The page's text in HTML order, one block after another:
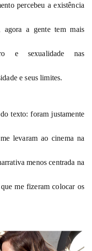
percebeu a existência
agora a gente tem mais
e sexualidade nas
e seus limites.
texto: foram justamente
levaram ao cinema na
menos centrada na
me fizeram colocar os